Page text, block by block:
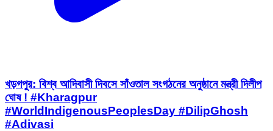
খড়গপুর: বিশ্ব আদিবাসী দিবসে সাঁওতাল সংগঠনের অনুষ্ঠানে মন্ত্রী দিলীপ
ঘোষ ! #Kharagpur
#WorldIndigenousPeoplesDay #DilipGhosh
#Adivasi